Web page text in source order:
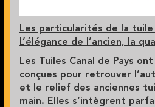
Les particularités de la tuile
L’élégance de l’ancien, la
Les Tuiles Canal de Pays
conçues pour retrouver
et le relief des anciennes
main. Elles s’intègrent